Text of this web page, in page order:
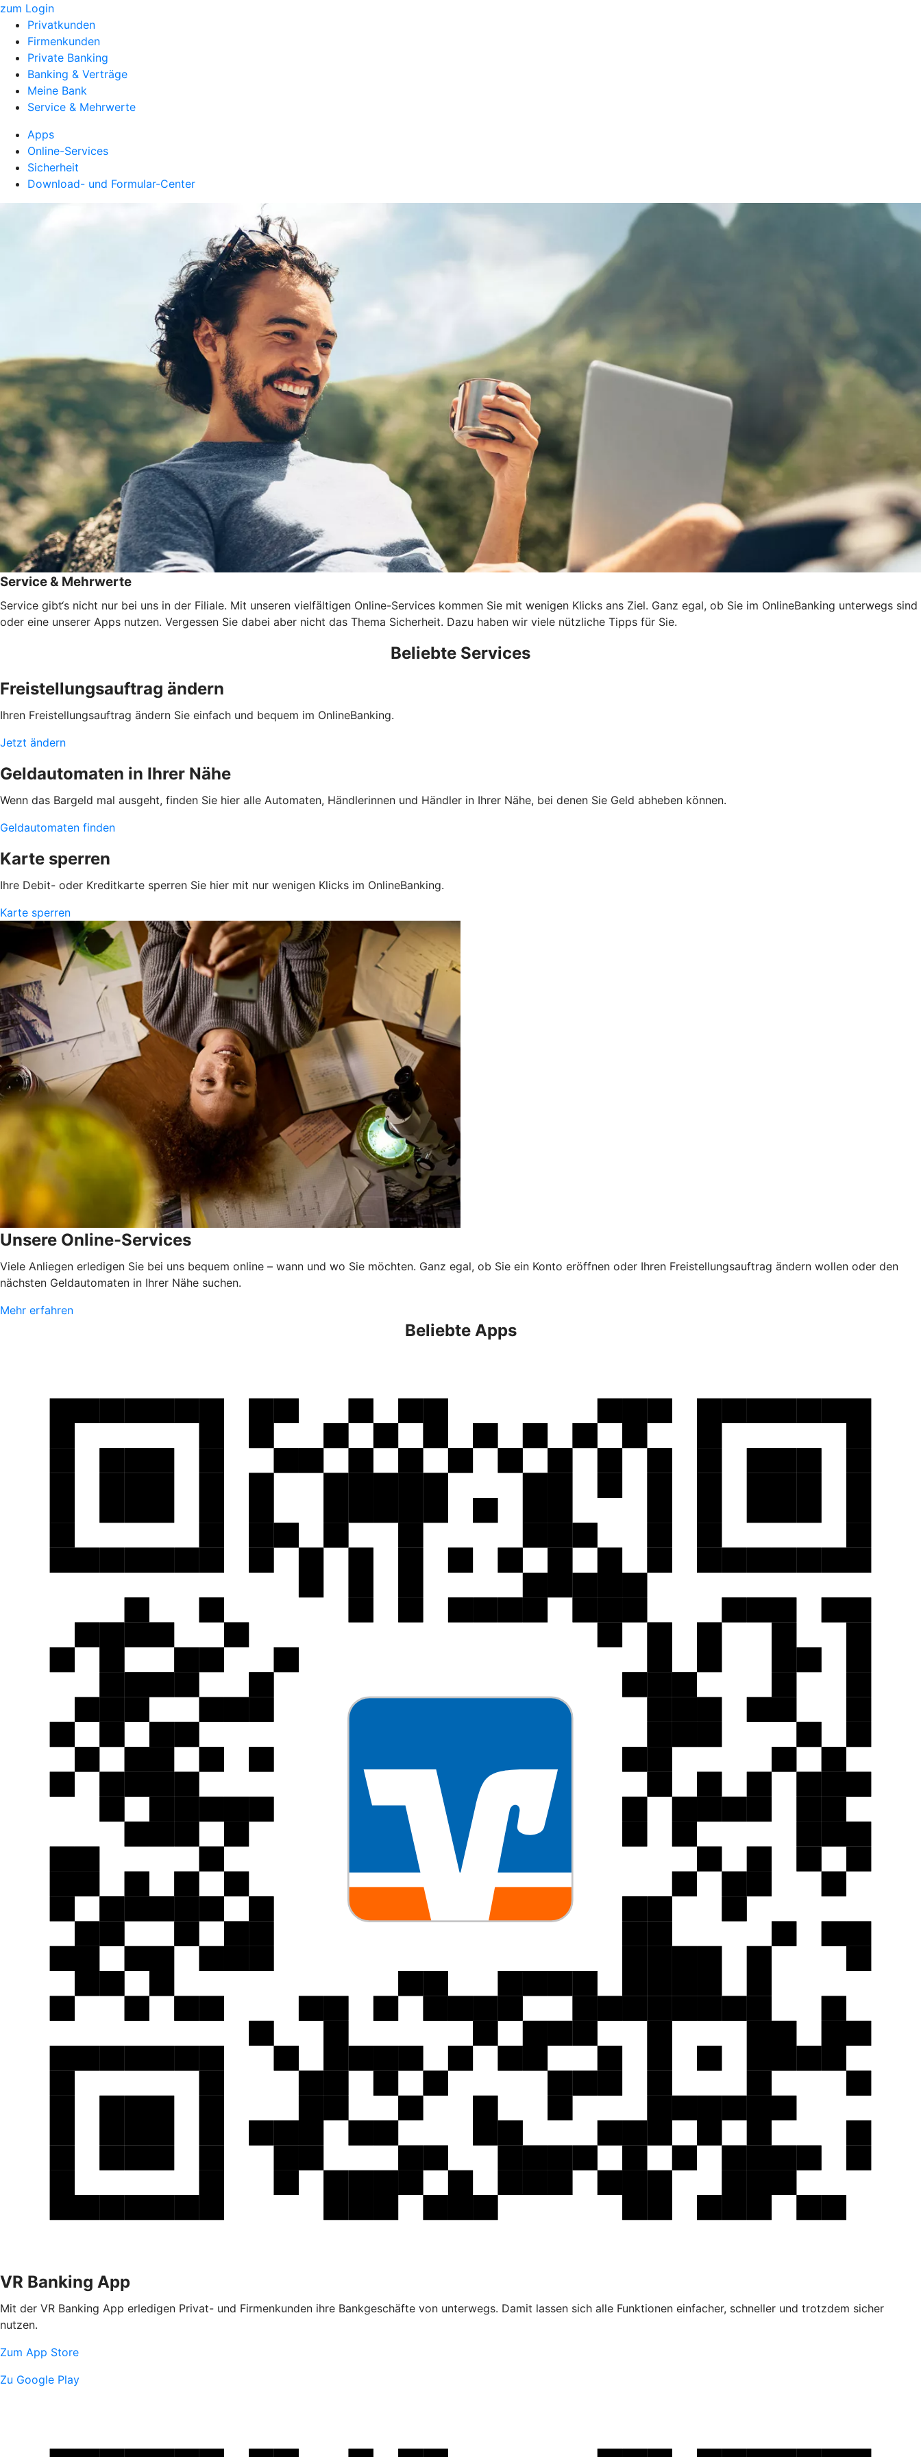
zum Login
Privatkunden
Firmenkunden
Private Banking
Banking & Verträge
Meine Bank
Service & Mehrwerte
Apps
Online-Services
Sicherheit
Download- und Formular-Center
Service & Mehrwerte
Service gibt‘s nicht nur bei uns in der Filiale. Mit unseren vielfältigen Online-Services kommen Sie mit wenigen Klicks ans Ziel. Ganz egal, ob Sie im OnlineBanking unterwegs sind
oder eine unserer Apps nutzen. Vergessen Sie dabei aber nicht das Thema Sicherheit. Dazu haben wir viele nützliche Tipps für Sie.
Beliebte Services
Freistellungsauftrag ändern
Ihren Freistellungsauftrag ändern Sie einfach und bequem im OnlineBanking.
Jetzt ändern
Geldautomaten in Ihrer Nähe
Wenn das Bargeld mal ausgeht, finden Sie hier alle Automaten, Händlerinnen und Händler in Ihrer Nähe, bei denen Sie Geld abheben können.
Geldautomaten finden
Karte sperren
Ihre Debit- oder Kreditkarte sperren Sie hier mit nur wenigen Klicks im OnlineBanking.
Karte sperren
Unsere Online-Services
Viele Anliegen erledigen Sie bei uns bequem online – wann und wo Sie möchten. Ganz egal, ob Sie ein Konto eröffnen oder Ihren Freistellungsauftrag ändern wollen oder den
nächsten Geldautomaten in Ihrer Nähe suchen.
Mehr erfahren
Beliebte Apps
VR Banking App
Mit der VR Banking App erledigen Privat- und Firmenkunden ihre Bankgeschäfte von unterwegs. Damit lassen sich alle Funktionen einfacher, schneller und trotzdem sicher
nutzen.
Zum App Store
Zu Google Play